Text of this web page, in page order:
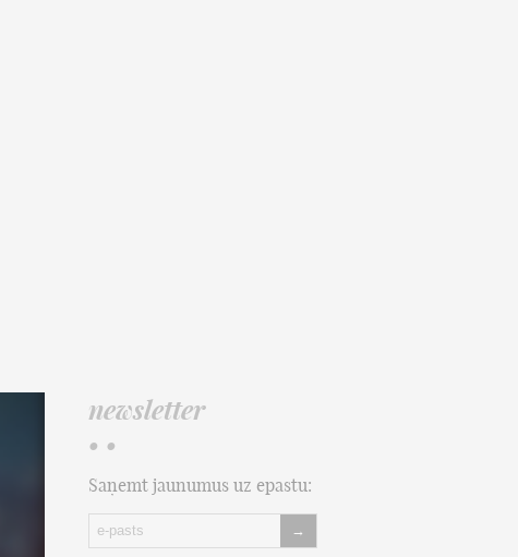
newsletter
• •
Saņemt jaunumus uz epastu:
→